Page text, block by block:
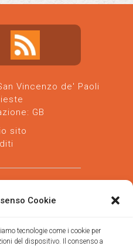
Cookie
tecnologie come i cookie per
del dispositivo. Il consenso a
Vincenzo de' Paoli
GB
sito